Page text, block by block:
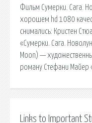
Фильм Сумерки. Сага.
хорошем hd 1080
снимались: Кристен
«Сумерки. Сага.
Moon) —
роману Стефани Майер
Links to Important